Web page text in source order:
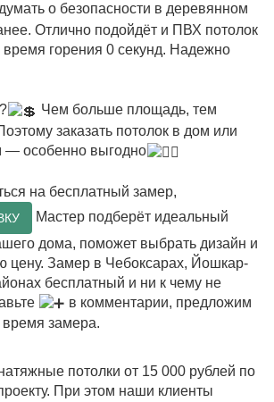
о безопасности в деревянном
Отлично подойдёт и ПВХ потолок
время горения 0 секунд. Надежно
Чем больше площадь, тем
заказать потолок в дом или
— особенно выгодно
на бесплатный замер,
Мастер подберёт идеальный
дома, поможет выбрать дизайн и
цену. Замер в Чебоксарах, Йошкар-
бесплатный и ни к чему не
в комментарии, предложим
замера.
потолки от 15 000 рублей по
При этом наши клиенты